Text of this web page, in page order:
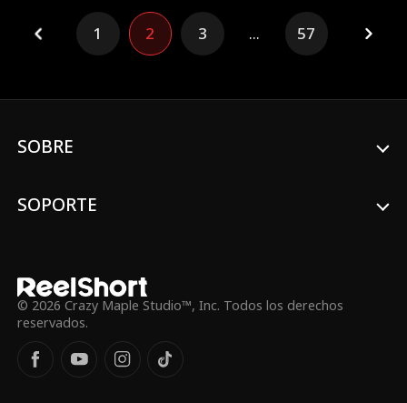
de su prueba de ADN.Ahora, está dividida
entre decirle a Xander quién es realmente
su padre y arriesgarse a perderlo o
1 2 3 ... 57
SOBRE
SOPORTE
© 2026 Crazy Maple Studio™, Inc. Todos los derechos
reservados.